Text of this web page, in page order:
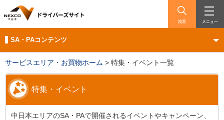
検索 メニュー
SA・PAコンテンツ
サービスエリア・お買物ホーム > 特集・イベント一覧
特集・イベント
中日本エリアのSA・PAで開催されるイベントやキャンペーン、